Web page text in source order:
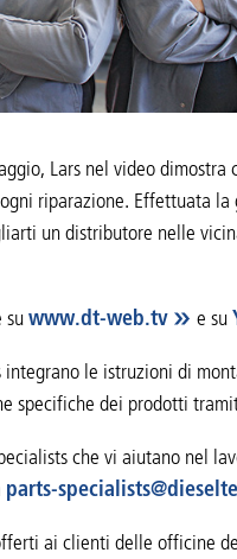
Lars nel video
riparazione. Effettuata
un distributore nelle
suwww.dt-web.tv e su
integrano le istruzioni di
specifiche dei prodotti
che vi aiutano nel
parts-specialists@
ai clienti delle officine